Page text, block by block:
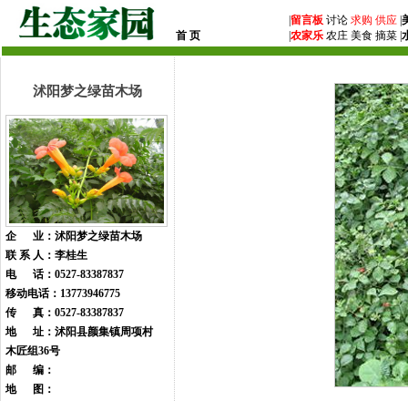
首 页
留言板 讨论 求购 供应
农家乐 农庄 美食 摘菜 |
沭阳梦之绿苗木场
企 业：沭阳梦之绿苗木场
联 系 人：李桂生
电 话：0527-83387837
移动电话：13773946775
传 真：0527-83387837
地 址：沭阳县颜集镇周项村
木匠组36号
邮 编：
地 图：